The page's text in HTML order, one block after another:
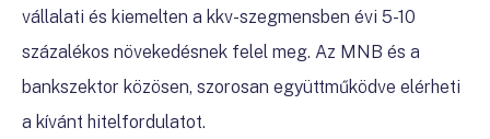
vállalati és kiemelten a kkv-szegmensben évi 5-10
százalékos növekedésnek felel meg. Az MNB és a
bankszektor közösen, szorosan együttműködve elérheti
a kívánt hitelfordulatot.